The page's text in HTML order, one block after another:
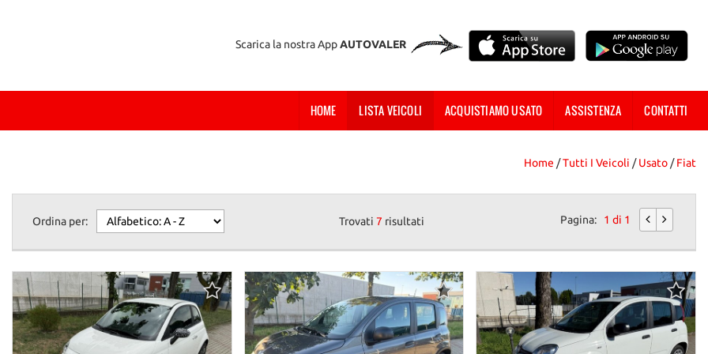
Scarica la nostra AppAUTOVALER
HOME LISTA VEICOLI ACQUISTIAMO USATO ASSISTENZA CONTATTI
Home /Tutti I Veicoli /Usato /Fiat
Ordina per: Trovati7 risultati Pagina: 1 di 1